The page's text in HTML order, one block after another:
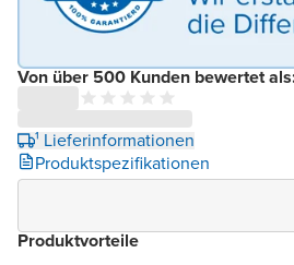
Von über 500 Kunden bewertet
¹ Lieferinformationen
Produktspezifikationen
Produktvorteile